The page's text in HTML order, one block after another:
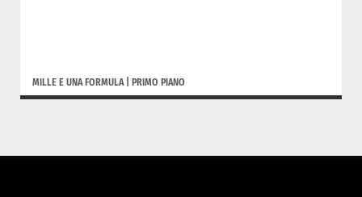
MILLE E UNA FORMULA| PRIMO PIANO